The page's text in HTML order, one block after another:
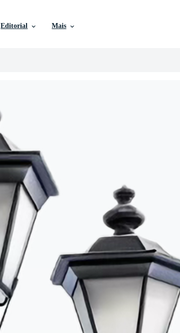
Editorial Mais